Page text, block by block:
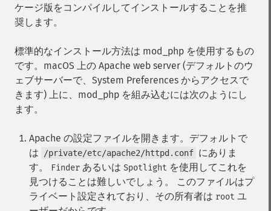
ケージ版をコンパイルしてインストールすることを推
奨します。
標準的なインストール方法は mod_php を使用するもの
です。macOS 上の Apache web server (デフォルトのウ
ェブサーバーで、System Preferences からアクセスで
きます) 上に、mod_php を組み込むには次のようにし
ます。
Apache の設定ファイルを開きます。デフォルトで
は
/private/etc/apache2/httpd.conf にありま
す。
Finder あるいは Spotlight を使用してこれを
見つけることは難しいでしょう。 このファイルはプ
ライベート設定されており、その所有者は root ユ